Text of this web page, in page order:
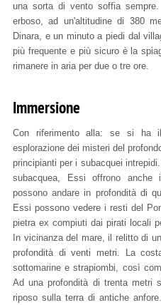
una sorta di vento soffia
erboso, ad un'altitudine di 380
Dinara, e un minuto a piedi dal
più frequente e più sicuro è la
rimanere in aria per due o tre ore.
Immersione
Con riferimento alla: se si ha
esplorazione dei misteri del
principianti per i subacquei
subacquea, Essi offrono anche
possono andare in profondità di
Essi possono vedere i resti del
pietra ex compiuti dai pirati locali
In vicinanza del mare, il relitto di
profondità di venti metri. La
sottomarine e strapiombi, così
Ad una profondità di trenta metri
riposo sulla terra di antiche